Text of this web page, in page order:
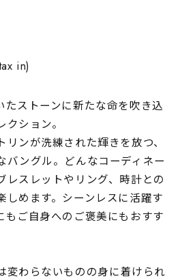
in)
たストーンに新たな命を吹き込
ション。
ンが洗練された輝きを放つ、
バングル。どんなコーディネー
レスレットやリング、時計との
しめます。シーンレスに活躍す
もご自身へのご褒美にもおすす
わらないものの身に着けられ